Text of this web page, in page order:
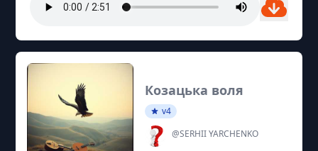
Козацька воля
v4
@SERHII YARCHENKO